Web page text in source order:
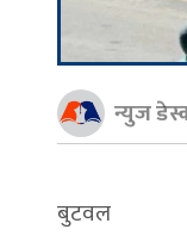
न्युज
बुटवल